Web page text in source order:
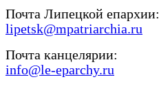
Почта Липецкой епархии:
lipetsk@mpatriarchia.ru
Почта канцелярии:
info@le-eparchy.ru